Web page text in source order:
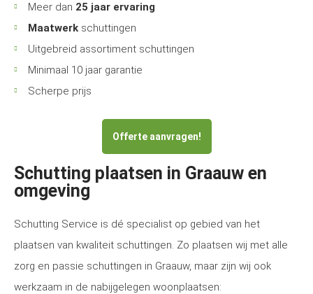
Meer dan 25 jaar ervaring
Maatwerk schuttingen
Uitgebreid assortiment schuttingen
Minimaal 10 jaar garantie
Scherpe prijs
Offerte aanvragen!
Schutting plaatsen in Graauw en
omgeving
Schutting Service is dé specialist op gebied van het
plaatsen van kwaliteit schuttingen. Zo plaatsen wij met alle
zorg en passie schuttingen in Graauw, maar zijn wij ook
werkzaam in de nabijgelegen woonplaatsen: